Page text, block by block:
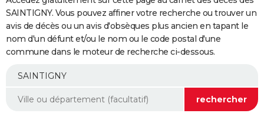
Programme TV
TNT
Streaming
Cinéma
Sorties cinéma
Musique
+
FINANCE
Retraite
Epargne
Immobilier
Risques naturels par ville
Banque
Assurance
AUTO
Essais
Réserver un essai
Citadines
Berlines
SUV
Forum auto
+
Mobiles
Meilleur smartphone
Internet
Ordinateurs
Jeux vidéo
Guide high-tech
Aménagement intérieur
SAINTIGNY. Vous pouvez affiner votre recherche ou trouver un
avis de décès ou un avis d'obsèques plus ancien en tapant le
nom d'un défunt et/ou le nom ou le code postal d'une
commune dans le moteur de recherche ci-dessous.